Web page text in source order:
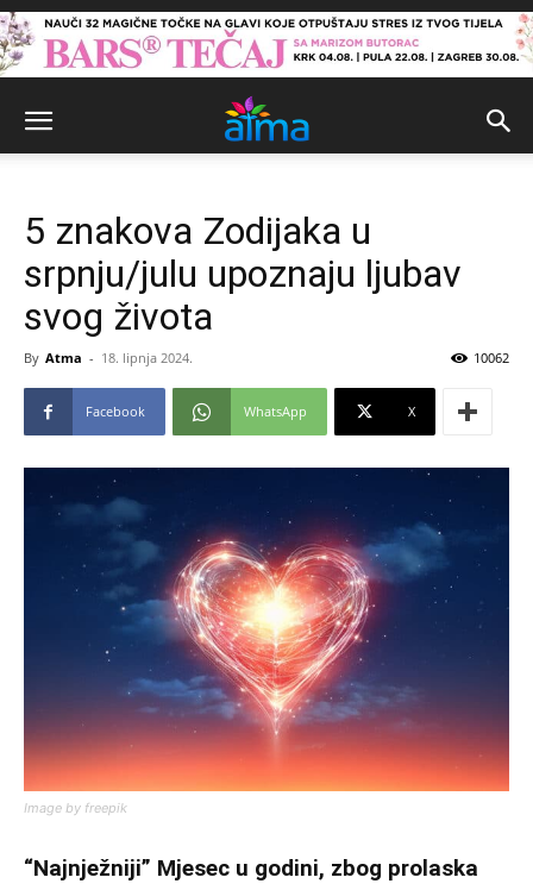
5 znakova Zodijaka u
srpnju/julu upoznaju ljubav
svog života
By Atma - 18. lipnja 2024. 10062
Facebook WhatsApp X
Image by freepik
“Najnježniji” Mjesec u godini, zbog prolaska